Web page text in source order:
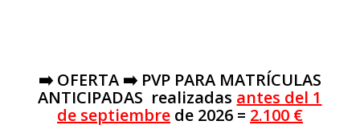
➡️ OFERTA ➡️ PVP PARA MATRÍCULAS
ANTICIPADAS realizadas antes del 1
de septiembrede 2026 = 2.100 €